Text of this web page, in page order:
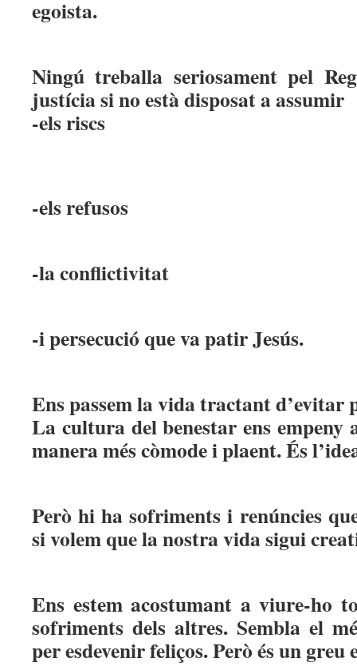
egoista.
Ningú treballa seriosament pel
justícia si no està disposat a assumir
-els riscs
-els refusos
-la conflictivitat
-i persecució que va patir Jesús.
Ens passem la vida tractant d’evitar
La cultura del benestar ens empeny
manera més còmode i plaent. És
Però hi ha sofriments i renúncies
si volem que la nostra vida sigui
Ens estem acostumant a viure-ho
sofriments dels altres. Sembla el
per esdevenir feliços. Però és un greu